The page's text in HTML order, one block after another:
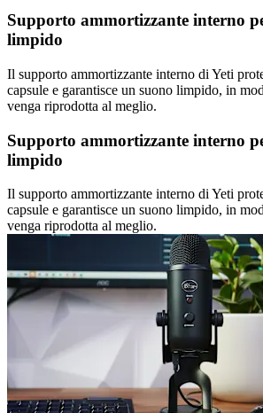
Supporto ammortizzante interno
limpido
Il supporto ammortizzante interno di Yeti
capsule e garantisce un suono limpido, in
venga riprodotta al meglio.
Supporto ammortizzante interno
limpido
Il supporto ammortizzante interno di Yeti
capsule e garantisce un suono limpido, in
venga riprodotta al meglio.